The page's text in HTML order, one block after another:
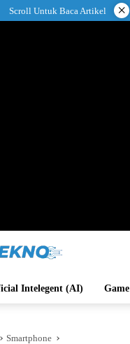
Scroll Untuk Baca Artikel ×
Intelegent (AI) Game
Smartphone